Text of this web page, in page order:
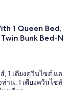
1 Queen Bed,
Bunk Bed-
1 เตียงควีนไซส์ แล
าน, 1 เตียงควีนไซส์